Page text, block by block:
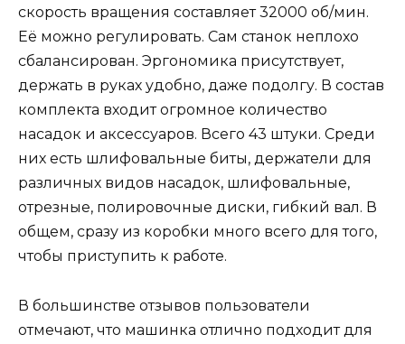
скорость вращения составляет 32000 об/мин.
Её можно регулировать. Сам станок неплохо
сбалансирован. Эргономика присутствует,
держать в руках удобно, даже подолгу. В состав
комплекта входит огромное количество
насадок и аксессуаров. Всего 43 штуки. Среди
них есть шлифовальные биты, держатели для
различных видов насадок, шлифовальные,
отрезные, полировочные диски, гибкий вал. В
общем, сразу из коробки много всего для того,
чтобы приступить к работе.
В большинстве отзывов пользователи
отмечают, что машинка отлично подходит для